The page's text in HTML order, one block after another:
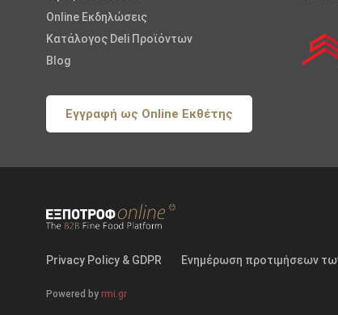
Online Εκδηλώσεις
Κατάλογος Deli Προϊόντων
Blog
Εγγραφή ως Online Εκθέτης
Privacy Policy & GDPR Ενημέρωση προτιμήσεων
Powered by rmi.gr